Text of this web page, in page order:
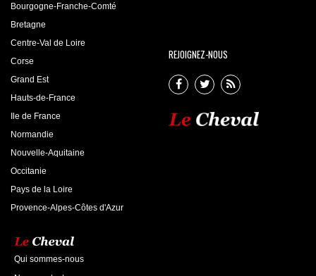
Bourgogne-Franche-Comté
Bretagne
Centre-Val de Loire
Corse
Grand Est
Hauts-de-France
Ile de France
Normandie
Nouvelle-Aquitaine
Occitanie
Pays de la Loire
Provence-Alpes-Côtes d'Azur
REJOIGNEZ-NOUS
Qui sommes-nous